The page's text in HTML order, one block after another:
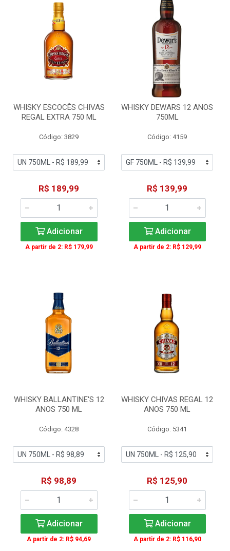
WHISKY ESCOCÊS CHIVAS
REGAL EXTRA 750 ML
Código: 3829
R$ 189,99
Adicionar
A partir de 2: R$ 179,99
WHISKY DEWARS 12 ANOS
750ML
Código: 4159
R$ 139,99
Adicionar
A partir de 2: R$ 129,99
WHISKY BALLANTINE'S 12
ANOS 750 ML
Código: 4328
R$ 98,89
Adicionar
A partir de 2: R$ 94,69
WHISKY CHIVAS REGAL 12
ANOS 750 ML
Código: 5341
R$ 125,90
Adicionar
A partir de 2: R$ 116,90